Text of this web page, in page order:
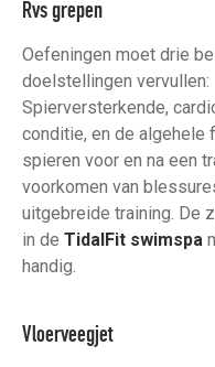
Rvs grepen
Oefeningen moet drie
doelstellingen vervullen:
Spierversterkende,
conditie, en de algehele
spieren voor en na een
voorkomen van
uitgebreide training. De
in de TidalFit swimspa
handig.
Vloerveegjet